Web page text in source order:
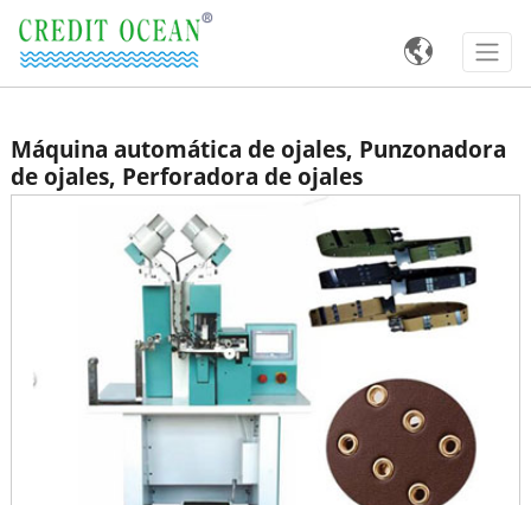

Máquina automática de ojales, Punzonadora
de ojales, Perforadora de ojales